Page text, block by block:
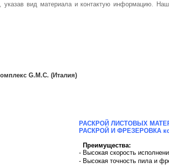
вид материала и контактую информацию.
G.M.C. (Италия)
РАСКРОЙ ЛИСТОВЫХ
РАСКРОЙ И ФРЕЗЕРОВКА
Преимущества:
- Высокая скорость
- Высокая точность пила и